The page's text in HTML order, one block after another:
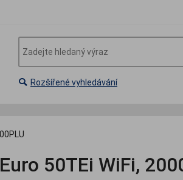
Rozšířené vyhledávání
50TEi WiFi,